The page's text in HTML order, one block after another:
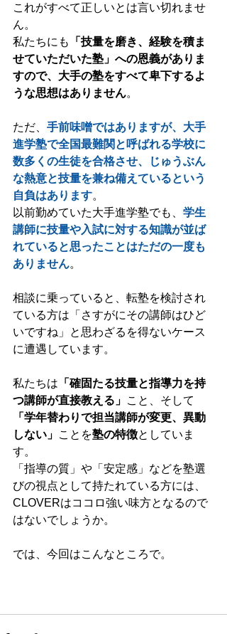
これがすべて正しいとは言い切れませ
ん。
私たちにも
「技量を磨き、経験を積ま
せていただいた塾」への恩義がありま
すので、大手の塾をすべて卑下するよ
うな思想はありません。
ただ、 手前味噌ではありますが、大手
進学塾で全国最難関と呼ばれる学校に
数多くの生徒を合格させ、じゅうぶん
な熱意と技量を兼ね備えているという
自負はあります。
以前勤めていた大手進学塾でも、 学生
講師に技量や入試に対する知識が並ば
れていると思ったことはただの一度も
ありません。
相談に乗っていると、転塾を検討され
ている方は「さすがにその講師はひど
いですね」と思わざるを得ないケース
に遭遇しています。
私たちは 「確固たる技量と指導力を持
つ講師が直接教える」 こと、そして
「学年替わりで担当講師が変更、異動
しない」 ことを塾の特徴としていま
す。
「指導の質」や「安定感」などを塾選
びの視点として持たれている方には、
CLOVERはココロ強い味方となるので
はないでしょうか。
では、今回はこんなところで。